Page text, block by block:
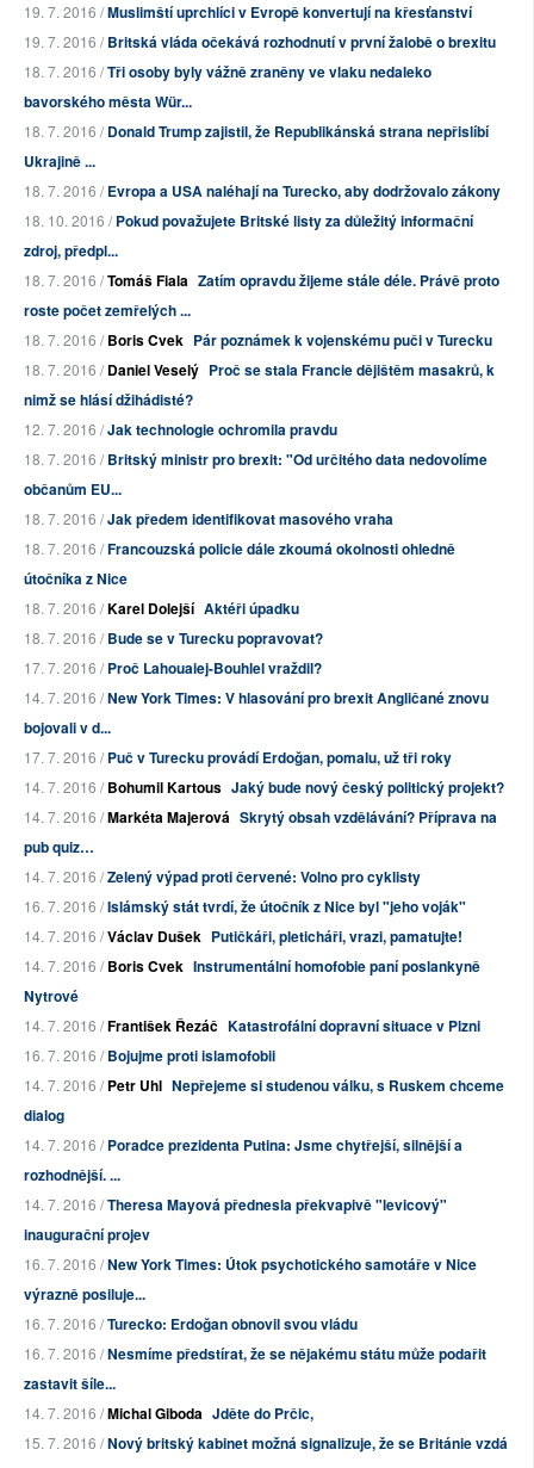
19. 7. 2016 /Muslimští uprchlíci v Evropě konvertují na křesťanství
19. 7. 2016 /Britská vláda očekává rozhodnutí v první žalobě o brexitu
18. 7. 2016 /Tři osoby byly vážně zraněny ve vlaku nedaleko
bavorského města Wür...
18. 7. 2016 /Donald Trump zajistil, že Republikánská strana nepřislíbí
Ukrajině ...
18. 7. 2016 /Evropa a USA naléhají na Turecko, aby dodržovalo zákony
18. 10. 2016 /Pokud považujete Britské listy za důležitý informační
zdroj, předpl...
18. 7. 2016 /Tomáš Fiala Zatím opravdu žijeme stále déle. Právě proto
roste počet zemřelých ...
18. 7. 2016 /Boris Cvek Pár poznámek k vojenskému puči v Turecku
18. 7. 2016 /Daniel Veselý Proč se stala Francie dějištěm masakrů, k
nimž se hlásí džihádisté?
12. 7. 2016 /Jak technologie ochromila pravdu
18. 7. 2016 /Britský ministr pro brexit: "Od určitého data nedovolíme
občanům EU...
18. 7. 2016 /Jak předem identifikovat masového vraha
18. 7. 2016 /Francouzská policie dále zkoumá okolnosti ohledně
útočníka z Nice
18. 7. 2016 /Karel Dolejší Aktéři úpadku
18. 7. 2016 /Bude se v Turecku popravovat?
17. 7. 2016 /Proč Lahouaiej-Bouhlel vraždil?
14. 7. 2016 /New York Times: V hlasování pro brexit Angličané znovu
bojovali v d...
17. 7. 2016 /Puč v Turecku provádí Erdoğan, pomalu, už tři roky
14. 7. 2016 /Bohumil Kartous Jaký bude nový český politický projekt?
14. 7. 2016 /Markéta Majerová Skrytý obsah vzdělávání? Příprava na
pub quiz…
14. 7. 2016 /Zelený výpad proti červené: Volno pro cyklisty
16. 7. 2016 /Islámský stát tvrdí, že útočník z Nice byl "jeho voják"
14. 7. 2016 /Václav Dušek Putičkáři, pleticháři, vrazi, pamatujte!
14. 7. 2016 /Boris Cvek Instrumentální homofobie paní poslankyně
Nytrové
14. 7. 2016 /František Řezáč Katastrofální dopravní situace v Plzni
16. 7. 2016 /Bojujme proti islamofobii
14. 7. 2016 /Petr Uhl Nepřejeme si studenou válku, s Ruskem chceme
dialog
14. 7. 2016 /Poradce prezidenta Putina: Jsme chytřejší, silnější a
rozhodnější. ...
14. 7. 2016 /Theresa Mayová přednesla překvapivě "levicový"
inaugurační projev
16. 7. 2016 /New York Times: Útok psychotického samotáře v Nice
výrazně posiluje...
16. 7. 2016 /Turecko: Erdoğan obnovil svou vládu
16. 7. 2016 /Nesmíme předstírat, že se nějakému státu může podařit
zastavit šíle...
14. 7. 2016 /Michal Giboda Jděte do Prčic,
15. 7. 2016 /Nový britský kabinet možná signalizuje, že se Británie vzdá